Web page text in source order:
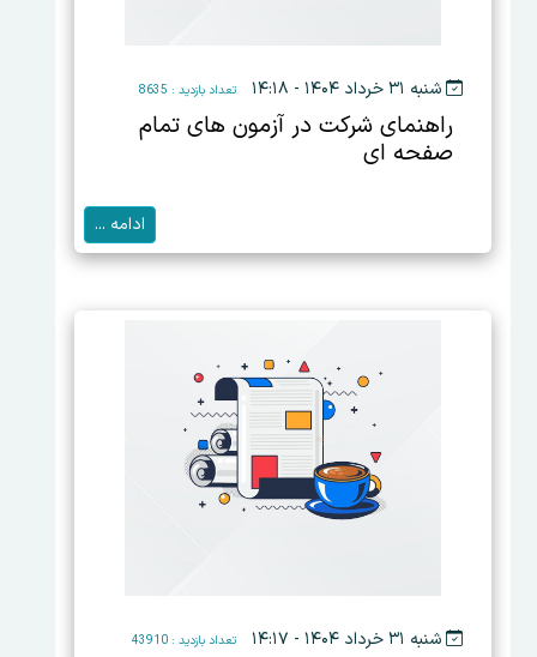
شنبه ۳۱ خرداد ۱۴۰۴ - ۱۴:۱۸ تعداد بازدید : 8635
راهنمای شرکت در آزمون های تمام
صفحه ای
ادامه ...
شنبه ۳۱ خرداد ۱۴۰۴ - ۱۴:۱۷ تعداد بازدید : 43910